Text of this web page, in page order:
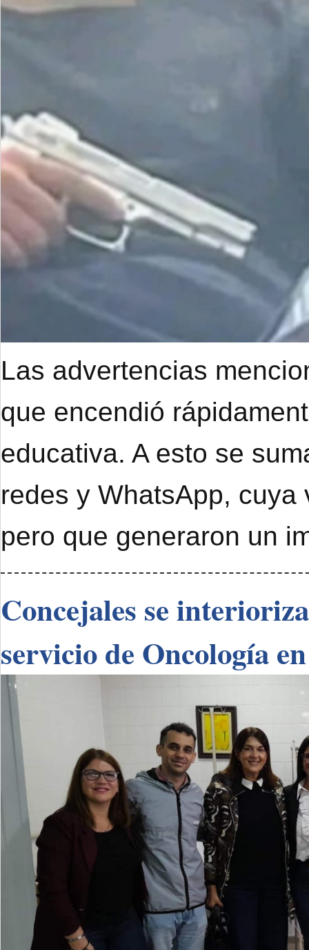
Las advertencias
que encendió
educativa. A esto se
redes y WhatsApp,
pero que generaron un
Concejales se
servicio de Oncología